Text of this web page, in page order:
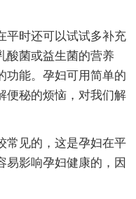
平时还可以试试多补充
酸菌或益生菌的营养
功能。孕妇可用简单的
便秘的烦恼，对我们解
常见的，这是孕妇在平
易影响孕妇健康的，因